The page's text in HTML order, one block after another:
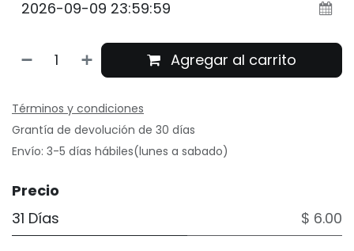
Agregar al carrito
Términos y condiciones
Grantía de devolución de 30 días
Envío: 3-5 días hábiles(lunes a sabado)
Precio
31 Días
$ 6.00